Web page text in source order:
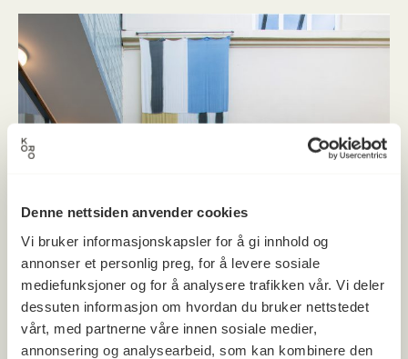
Denne nettsiden anvender cookies
Vi bruker informasjonskapsler for å gi innhold og
annonser et personlig preg, for å levere sosiale
mediefunksjoner og for å analysere trafikken vår. Vi deler
dessuten informasjon om hvordan du bruker nettstedet
vårt, med partnerne våre innen sosiale medier,
annonsering og analysearbeid, som kan kombinere den